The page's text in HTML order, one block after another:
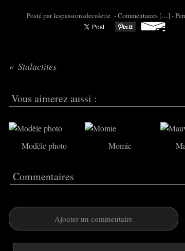
Posté par colette95 à 08:17 -Commentaires […]-
Stalactites
Vous aimerez aussi :
Modèle photo Momie
Commentaires
Ajouter un commentaire